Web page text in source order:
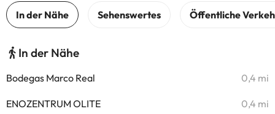
In der Nähe
Bodegas Marco Real 0,4 mi
ENOZENTRUM OLITE 0,4 mi